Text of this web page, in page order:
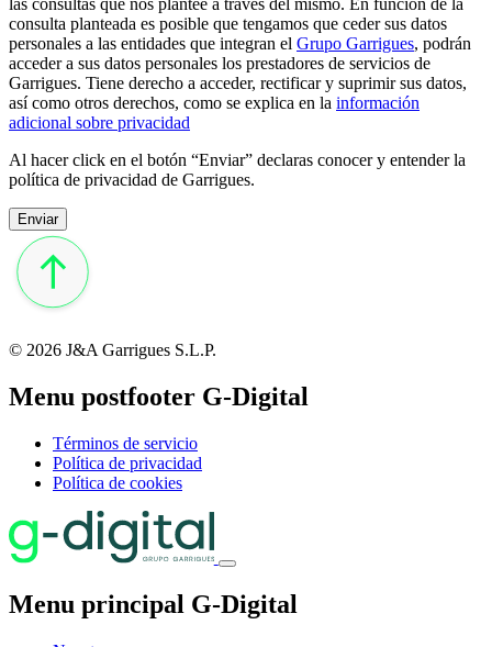
consulta planteada es posible que tengamos que ceder sus datos
personales a las entidades que integran el Grupo Garrigues, podrán
acceder a sus datos personales los prestadores de servicios de
Garrigues. Tiene derecho a acceder, rectificar y suprimir sus datos,
así como otros derechos, como se explica en la información
adicional sobre privacidad
Al hacer click en el botón “Enviar” declaras conocer y entender la
política de privacidad de Garrigues.
© 2026 J&A Garrigues S.L.P.
Menu postfooter G-Digital
Términos de servicio
Política de privacidad
Política de cookies
Menu principal G-Digital